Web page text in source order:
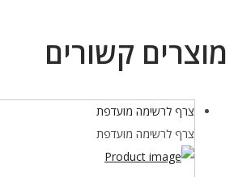
₪
מוצרים קשורים
צרף לרשימה מועדפת
צרף לרשימה מועדפת